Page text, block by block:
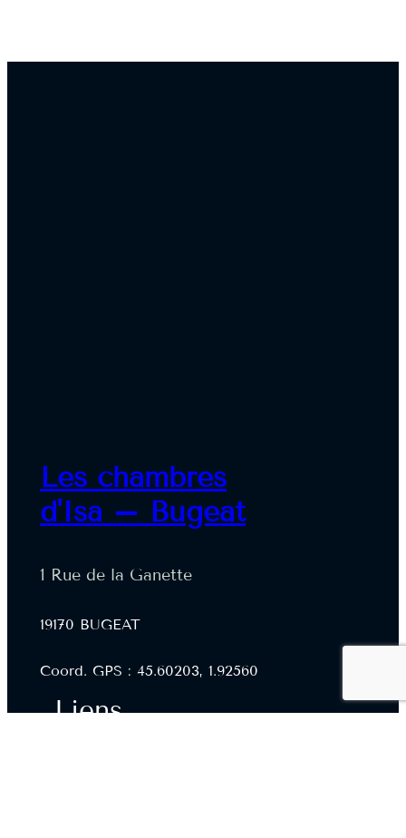
Les chambres
d'Isa – Bugeat
1 Rue de la Ganette
19170 BUGEAT
Coord. GPS : 45.60203, 1.92560
Liens